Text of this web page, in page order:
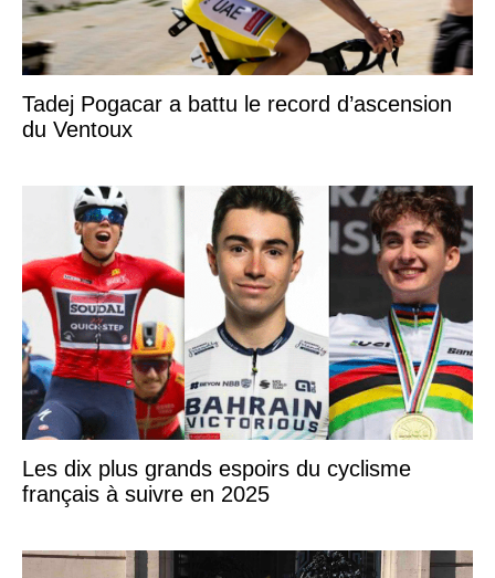
Tadej Pogacar a battu le record d’ascension
du Ventoux
Les dix plus grands espoirs du cyclisme
français à suivre en 2025